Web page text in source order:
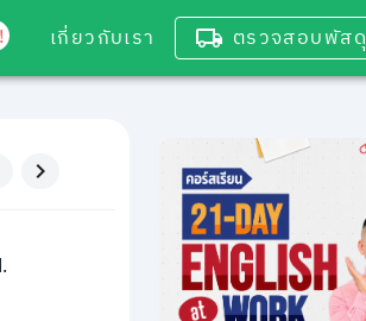
เกี่ยวกับเรา ตรวจสอบพัสดุ